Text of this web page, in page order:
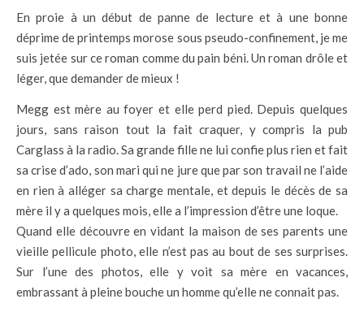
En proie à un début de panne de lecture et à une bonne
déprime de printemps morose sous pseudo-confinement, je me
suis jetée sur ce roman comme du pain béni. Un roman drôle et
léger, que demander de mieux !
Megg est mère au foyer et elle perd pied. Depuis quelques
jours, sans raison tout la fait craquer, y compris la pub
Carglass à la radio. Sa grande fille ne lui confie plus rien et fait
sa crise d’ado, son mari qui ne jure que par son travail ne l’aide
en rien à alléger sa charge mentale, et depuis le décès de sa
mère il y a quelques mois, elle a l’impression d’être une loque.
Quand elle découvre en vidant la maison de ses parents une
vieille pellicule photo, elle n’est pas au bout de ses surprises.
Sur l’une des photos, elle y voit sa mère en vacances,
embrassant à pleine bouche un homme qu’elle ne connait pas.